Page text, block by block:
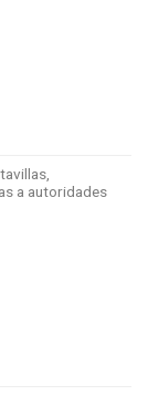
a autoridades